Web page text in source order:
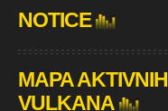
NOTICE
MAPA AKTIVNIH
VULKANA